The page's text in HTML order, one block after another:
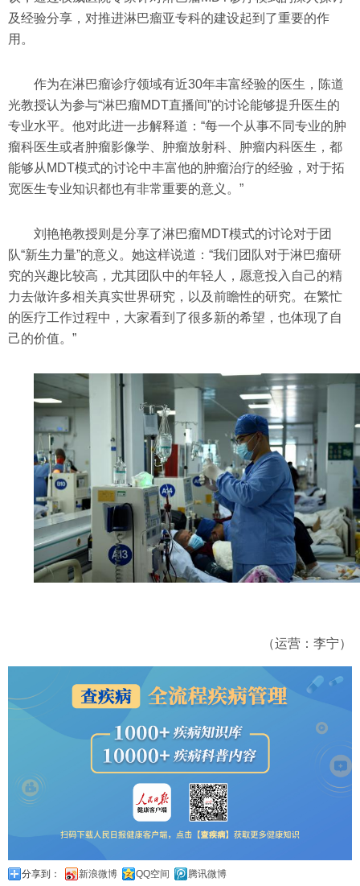
及经验分享，对推进淋巴瘤亚专科的建设起到了重要的作
用。
作为在淋巴瘤诊疗领域有近30年丰富经验的医生，陈道
光教授认为参与“淋巴瘤MDT直播间”的讨论能够提升医生的
专业水平。他对此进一步解释道：“每一个从事不同专业的肿
瘤科医生或者肿瘤影像学、肿瘤放射科、肿瘤内科医生，都
能够从MDT模式的讨论中丰富他的肿瘤治疗的经验，对于拓
宽医生专业知识都也有非常重要的意义。”
刘艳艳教授则是分享了淋巴瘤MDT模式的讨论对于团
队“新生力量”的意义。她这样说道：“我们团队对于淋巴瘤研
究的兴趣比较高，尤其团队中的年轻人，愿意投入自己的精
力去做许多相关真实世界研究，以及前瞻性的研究。在繁忙
的医疗工作过程中，大家看到了很多新的希望，也体现了自
己的价值。”
（运营：李宁）
分享到： 新浪微博 QQ空间 腾讯微博